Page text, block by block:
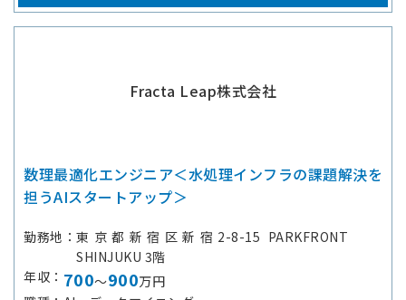
Fracta Leap株式会社
数理最適化エンジニア＜水処理インフラの課題解決を
担うAIスタートアップ＞
勤務地
東京都新宿区新宿2-8-15 PARKFRONT
SHINJUKU 3階
年収
700～900万円